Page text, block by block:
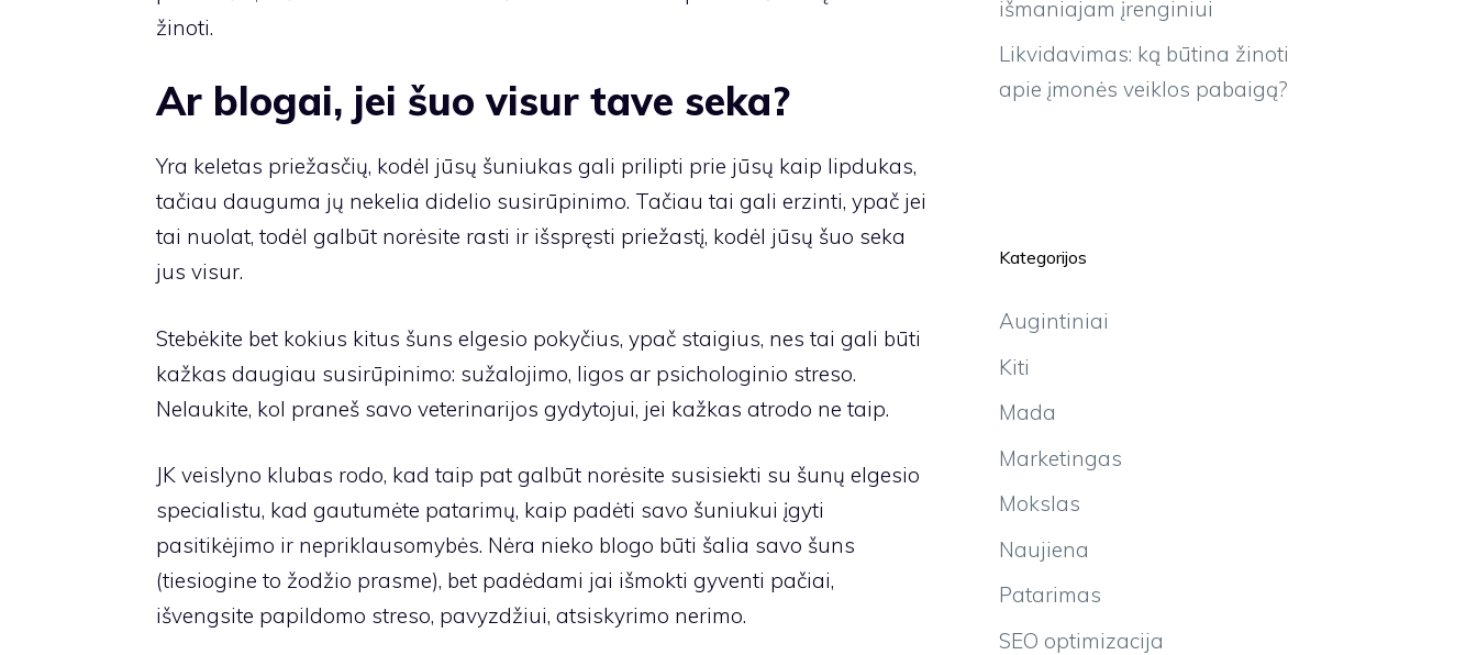
žinoti.
Ar blogai, jei šuo visur tave seka?
Yra keletas priežasčių, kodėl jūsų šuniukas gali prilipti prie jūsų kaip lipdukas,
tačiau dauguma jų nekelia didelio susirūpinimo. Tačiau tai gali erzinti, ypač jei
tai nuolat, todėl galbūt norėsite rasti ir išspręsti priežastį, kodėl jūsų šuo seka
jus visur.
Stebėkite bet kokius kitus šuns elgesio pokyčius, ypač staigius, nes tai gali būti
kažkas daugiau susirūpinimo: sužalojimo, ligos ar psichologinio streso.
Nelaukite, kol praneš savo veterinarijos gydytojui, jei kažkas atrodo ne taip.
JK veislyno klubas rodo, kad taip pat galbūt norėsite susisiekti su šunų elgesio
specialistu, kad gautumėte patarimų, kaip padėti savo šuniukui įgyti
pasitikėjimo ir nepriklausomybės. Nėra nieko blogo būti šalia savo šuns
(tiesiogine to žodžio prasme), bet padėdami jai išmokti gyventi pačiai,
išvengsite papildomo streso, pavyzdžiui, atsiskyrimo nerimo.
išmaniajam įrenginiui
Likvidavimas: ką būtina žinoti
apie įmonės veiklos pabaigą?
Kategorijos
Augintiniai
Kiti
Mada
Marketingas
Mokslas
Naujiena
Patarimas
SEO optimizacija